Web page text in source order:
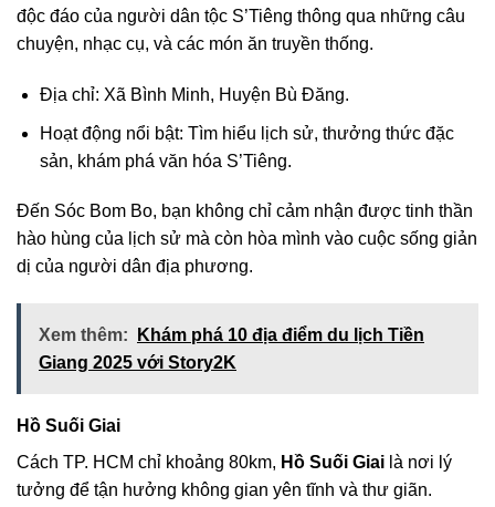
độc đáo của người dân tộc S’Tiêng thông qua những câu
chuyện, nhạc cụ, và các món ăn truyền thống.
Địa chỉ: Xã Bình Minh, Huyện Bù Đăng.
Hoạt động nổi bật: Tìm hiểu lịch sử, thưởng thức đặc
sản, khám phá văn hóa S’Tiêng.
Đến Sóc Bom Bo, bạn không chỉ cảm nhận được tinh thần
hào hùng của lịch sử mà còn hòa mình vào cuộc sống giản
dị của người dân địa phương.
Xem thêm:
Khám phá 10 địa điểm du lịch Tiền
Giang 2025 với Story2K
Hồ Suối Giai
Cách TP. HCM chỉ khoảng 80km, Hồ Suối Giai là nơi lý
tưởng để tận hưởng không gian yên tĩnh và thư giãn.